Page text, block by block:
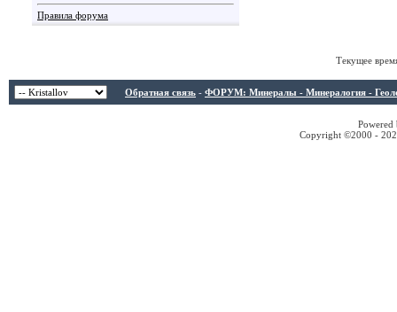
Правила форума
Текущее
Обратная связь - ФОРУМ: Минералы - Минералогия -
Copyright ©2000 -